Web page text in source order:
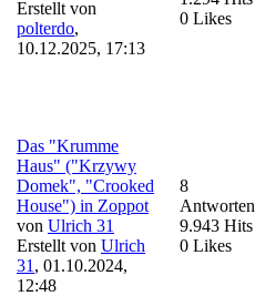
Erstellt von
polterdo,
10.12.2025, 17:13
0 Likes
Das "Krumme
Haus" ("Krzywy
Domek", "Crooked
House") in Zoppot
von Ulrich 31
Erstellt von Ulrich
31 , 01.10.2024,
12:48
8
Antworten
9.943 Hits
0 Likes